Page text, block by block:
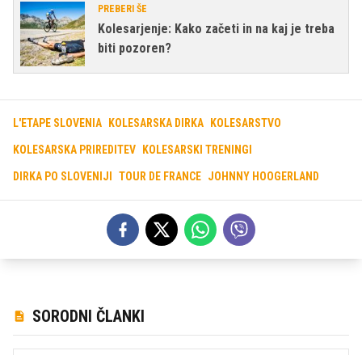
PREBERI ŠE
Kolesarjenje: Kako začeti in na kaj je treba
biti pozoren?
L'ETAPE SLOVENIA KOLESARSKA DIRKA KOLESARSTVO
KOLESARSKA PRIREDITEV KOLESARSKI TRENINGI
DIRKA PO SLOVENIJI TOUR DE FRANCE JOHNNY HOOGERLAND
SORODNI ČLANKI